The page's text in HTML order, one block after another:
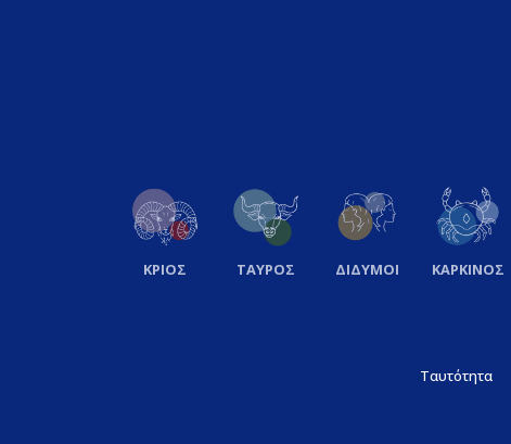
ΚΡΙΟΣ ΤΑΥΡΟΣ ΔΙΔΥΜΟΙ ΚΑΡΚΙΝΟΣ
Ταυτότητα